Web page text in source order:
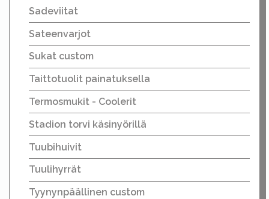
Sadeviitat
Sateenvarjot
Sukat custom
Taittotuolit painatuksella
Termosmukit - Coolerit
Stadion torvi käsinyörillä
Tuubihuivit
Tuulihyrrät
Tyynynpäällinen custom